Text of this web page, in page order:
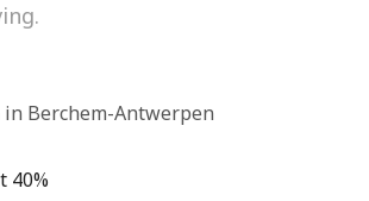
in Berchem-Antwerpen
40%